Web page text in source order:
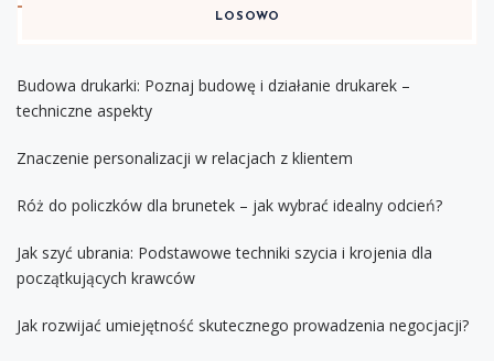
LOSOWO
Budowa drukarki: Poznaj budowę i działanie drukarek –
techniczne aspekty
Znaczenie personalizacji w relacjach z klientem
Róż do policzków dla brunetek – jak wybrać idealny odcień?
Jak szyć ubrania: Podstawowe techniki szycia i krojenia dla
początkujących krawców
Jak rozwijać umiejętność skutecznego prowadzenia negocjacji?